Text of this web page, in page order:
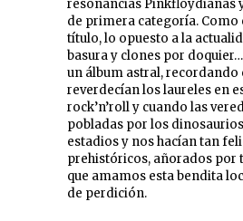
resonancias Pinkfloydianas
de primera categoría. Como
título, lo opuesto a la
basura y clones por
un álbum astral, recordando
reverdecían los laureles en
rock’n’roll y cuando las
pobladas por los
estadios y nos hacían tan
prehistóricos, añorados por
que amamos esta bendita
de perdición.